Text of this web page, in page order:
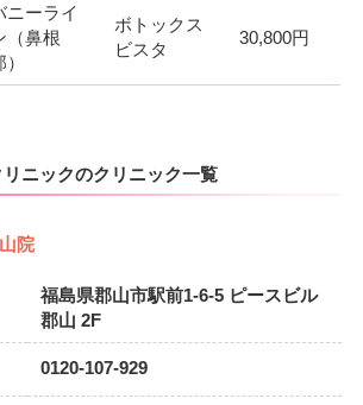
ニーライ
（鼻根
ボトックス
ビスタ
30,800円
ニックのクリニック一覧
院
福島県郡山市駅前1-6-5 ピースビル
郡山 2F
0120-107-929